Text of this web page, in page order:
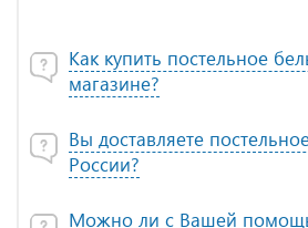
Как купить постельное
магазине?
Вы доставляете
России?
Можно ли с Вашей